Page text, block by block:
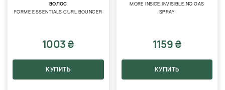
ВОЛОС
FORME ESSENTIALS CURL BOUNCER
1003 ₴
КУПИТЬ
MORE INSIDE INVISIBLE NO GAS
SPRAY
1159 ₴
КУПИТЬ